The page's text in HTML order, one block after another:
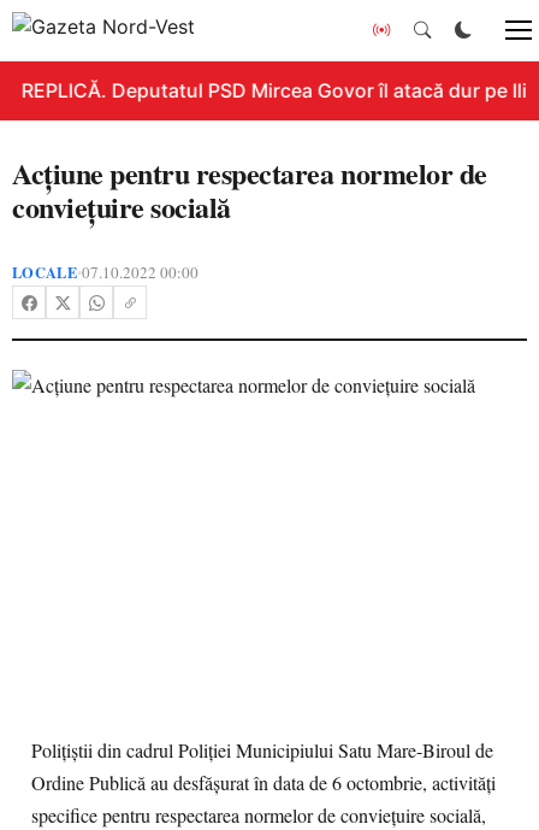
REPLICĂ. Deputatul PSD Mircea Govor îl atacă dur pe
Acțiune pentru respectarea normelor de
conviețuire socială
LOCALE•07.10.2022 00:00
Polițiștii din cadrul Poliției Municipiului Satu Mare-Biroul de
Ordine Publică au desfășurat în data de 6 octombrie, activități
specifice pentru respectarea normelor de conviețuire socială,